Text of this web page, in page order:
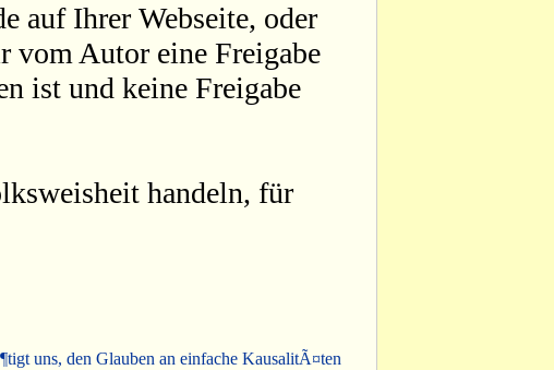
auf Ihrer Webseite, oder
vom Autor eine Freigabe
ist und keine Freigabe
handeln, für
uns, den Glauben an einfache KausalitÃ¤ten